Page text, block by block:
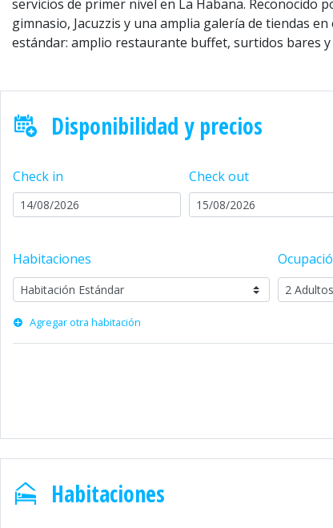
servicios de primer nivel en La Habana. Reconocido
gimnasio, Jacuzzis y una amplia galería de tiendas
estándar: amplio restaurante buffet, surtidos bares
Disponibilidad y precios
Check in Check out
Habitaciones
Agregar otra habitación
Habitaciones